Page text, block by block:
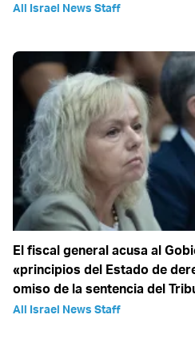
All Israel News Staff
El fiscal general acusa al
«principios del Estado de
omiso de la sentencia del
All Israel News Staff